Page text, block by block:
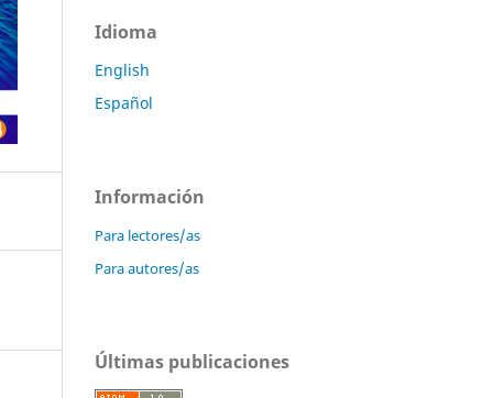
Idioma
English
Español
Información
Para lectores/as
Para autores/as
Últimas publicaciones